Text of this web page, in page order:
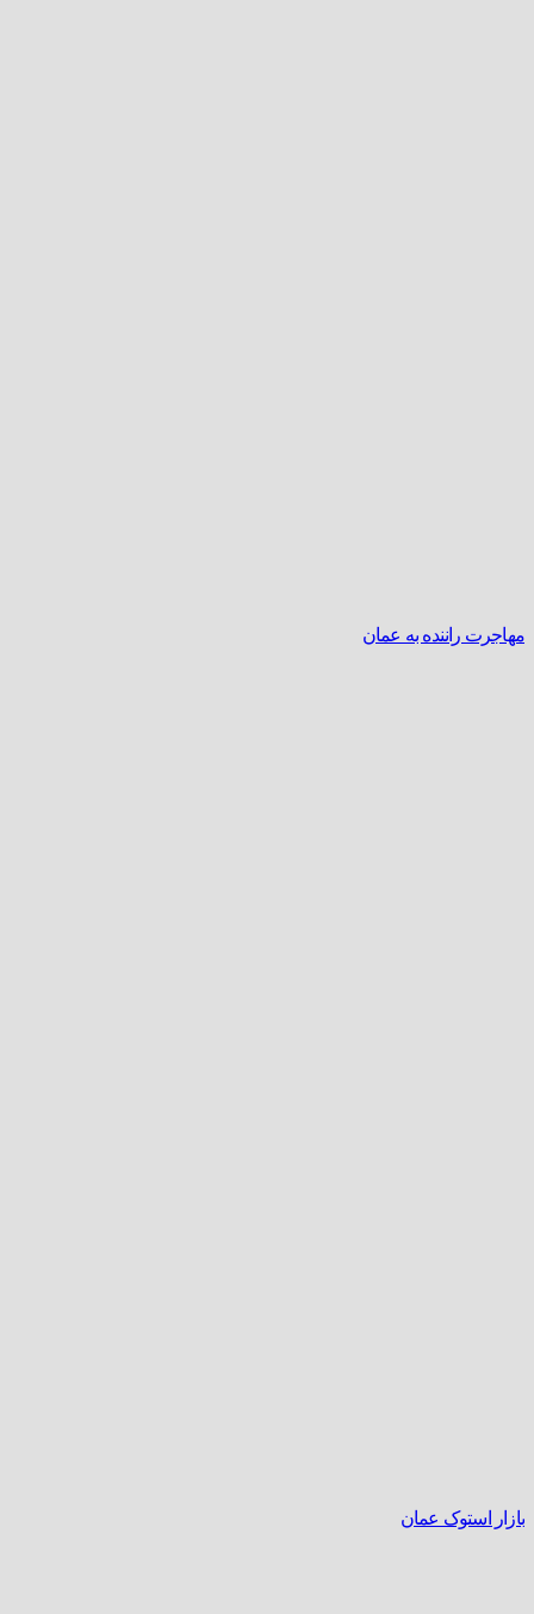
مهاجرت راننده به عمان
بازار استوک عمان